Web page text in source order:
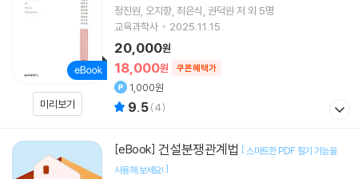
미리보기
정진원 오지향 최은식 권덕원 저 외 5명
교육과학사
2025.11.15.
18,000원 쿠폰혜택가
20,000원
1,000원
9.5(4)
[eBook] 건설분쟁관계법 [스마트한 PDF 필기 기능을
사용해 보세요!]